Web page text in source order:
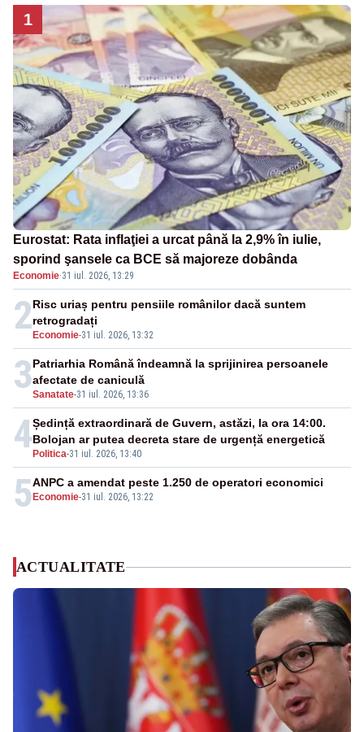
1
Eurostat: Rata inflaţiei a urcat până la 2,9% în iulie,
sporind şansele ca BCE să majoreze dobânda
Economie·31 iul. 2026, 13:29
2 Economie-31 iul. 2026, 13:32
Risc uriaș pentru pensiile românilor dacă suntem
retrogradați
3Sanatate-31 iul. 2026, 13:36
Patriarhia Română îndeamnă la sprijinirea persoanele
afectate de caniculă
4 Politica-31 iul. 2026, 13:40
Ședință extraordinară de Guvern, astăzi, la ora 14:00.
Bolojan ar putea decreta stare de urgență energetică
5 Economie-31 iul. 2026, 13:22
ANPC a amendat peste 1.250 de operatori economici
ACTUALITATE